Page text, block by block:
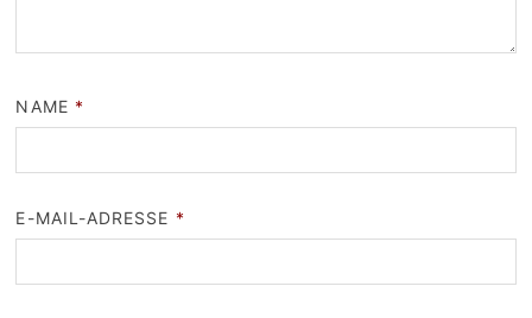
NAME *
E-MAIL-ADRESSE *